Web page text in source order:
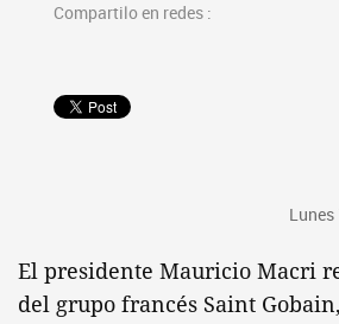
Compartilo en redes :
El presidente Mauricio Macri
del grupo francés Saint